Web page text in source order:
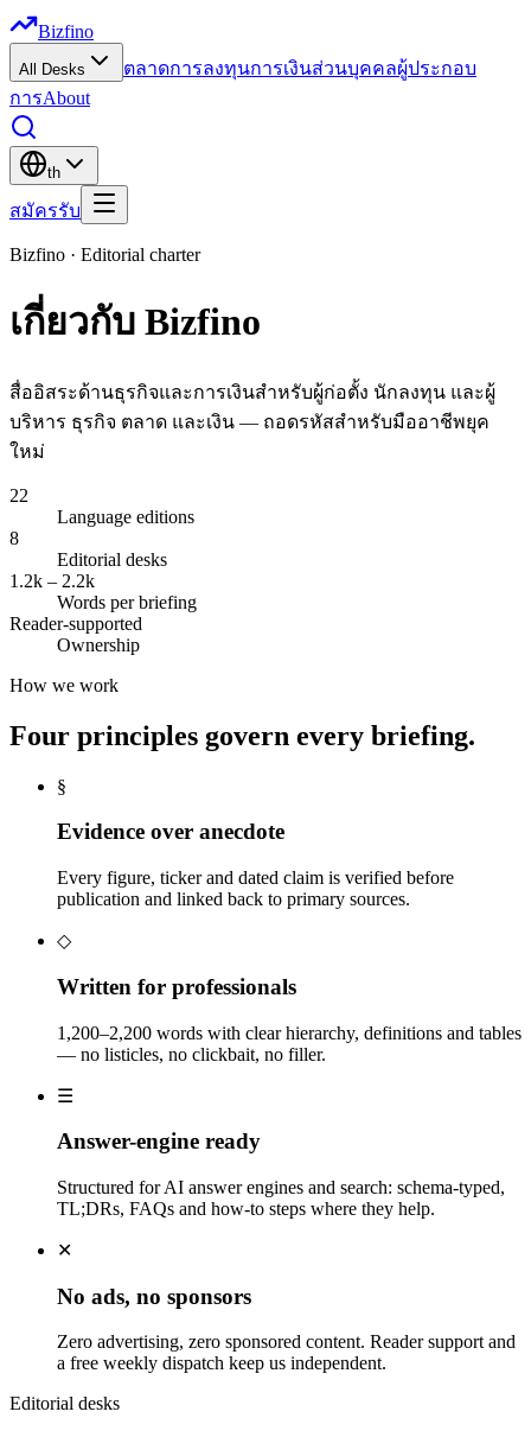
Bizfino
All Desks ตลาดการลงทุนการเงินส่วนบุคคลผู้ประกอบ
การAbout
th
สมัครรับ
Bizfino · Editorial charter
เกี่ยวกับ Bizfino
สื่ออิสระด้านธุรกิจและการเงินสำหรับผู้ก่อตั้ง นักลงทุน และผู้
บริหาร ธุรกิจ ตลาด และเงิน — ถอดรหัสสำหรับมืออาชีพยุค
ใหม่
22
Language editions
8
Editorial desks
1.2k – 2.2k
Words per briefing
Reader-supported
Ownership
How we work
Four principles govern every briefing.
§
Evidence over anecdote
Every figure, ticker and dated claim is verified before
publication and linked back to primary sources.
◇
Written for professionals
1,200–2,200 words with clear hierarchy, definitions and tables
— no listicles, no clickbait, no filler.
☰
Answer-engine ready
Structured for AI answer engines and search: schema-typed,
TL;DRs, FAQs and how-to steps where they help.
✕
No ads, no sponsors
Zero advertising, zero sponsored content. Reader support and
a free weekly dispatch keep us independent.
Editorial desks